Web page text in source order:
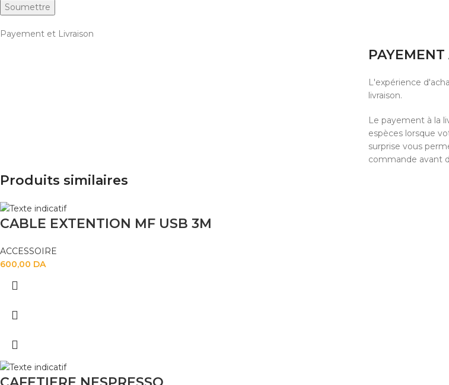
Payement et Livraison
L'expérience
livraison.
Le payement à la
espèces lorsque
surprise vous
commande avant
Produits similaires
CABLE EXTENTION MF USB 3M
ACCESSOIRE
600,00 DA